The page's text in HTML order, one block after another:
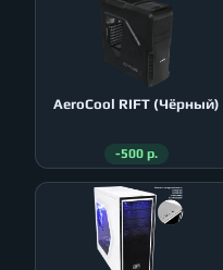
AeroСool RIFT (Чёрный)
-500 р.